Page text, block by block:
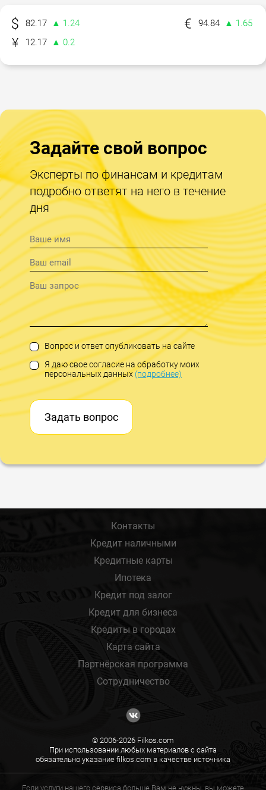
82.17 ▲ 1.24 94.84
▲ 1.65
12.17
▲ 0.2
Задайте свой вопрос
Эксперты по финансам и кредитам
подробно ответят на него в течение
дня
Вопрос и ответ опубликовать на сайте
Я даю свое согласие на обработку моих
персональных данных(подробнее)
Задать вопрос
Контакты
Кредит наличными
Кредитные карты
Ипотека
Кредит под залог
Кредит для бизнеса
Кредиты в городах
Карта сайта
Партнёрская программа
Сотрудничество
© 2006-2026 Filkos.com
При использовании любых материалов с сайта
обязательно указание filkos.com в качестве источника
Если услуги нашего сервиса больше Вам не нужны, вы можете